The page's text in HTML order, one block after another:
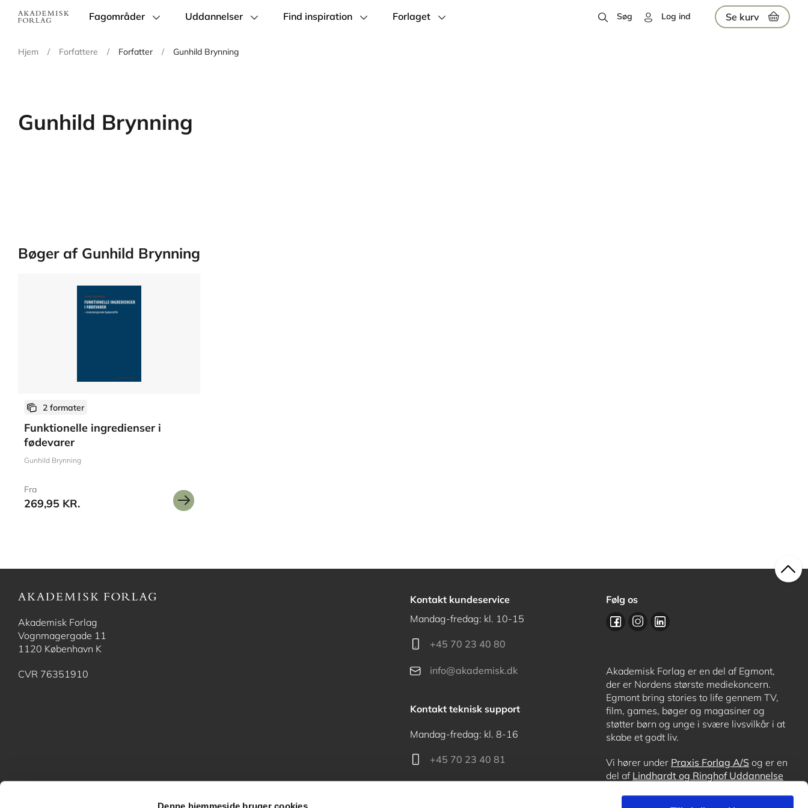
Denne hjemmeside bruger cookies
Main
Fagområder Uddannelser Find inspiration Forlaget Søg Log ind Se kurv
Hjem / Forfattere / Forfatter / Gunhild Brynning
Gunhild Brynning
Bøger af Gunhild Brynning
2 formater
Funktionelle ingredienser i
fødevarer
Gunhild Brynning
Fra
269,95 KR.
Akademisk Forlag
Vognmagergade 11
1120 København K
CVR 76351910
Kontakt kundeservice
Mandag-fredag: kl. 10-15
+45 70 23 40 80
info@akademisk.dk
Kontakt teknisk support
Mandag-fredag: kl. 8-16
+45 70 23 40 81
Følg os
Akademisk Forlag er en del af Egmont,
der er Nordens største mediekoncern.
Egmont bring stories to life gennem TV,
film, games, bøger og magasiner og
støtter børn og unge i svære livsvilkår i at
skabe et godt liv.
Vi hører under Praxis Forlag A/S og er en
del af Lindhardt og Ringhof Uddannelse